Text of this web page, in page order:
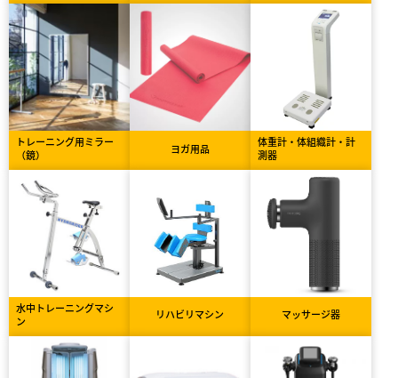
トレーニング用ミラー
（鏡）
ヨガ用品
体重計・体組織計・計
測器
水中トレーニングマシ
ン
リハビリマシン マッサージ器